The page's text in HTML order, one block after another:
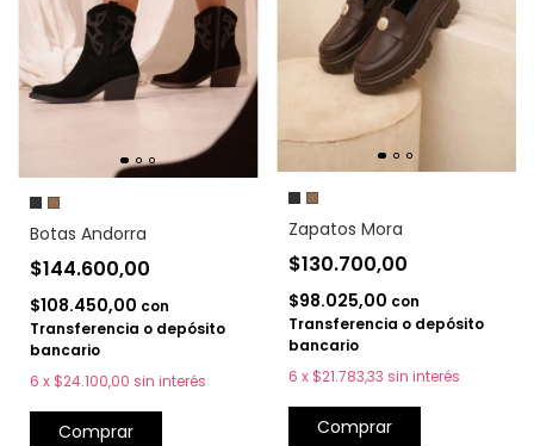
Botas Andorra
$144.600,00
$108.450,00 con
Transferencia o depósito
bancario
6 x $24.100,00 sin interés
Comprar
Zapatos Mora
$130.700,00
$98.025,00 con
Transferencia o depósito
bancario
6 x $21.783,33 sin interés
Comprar